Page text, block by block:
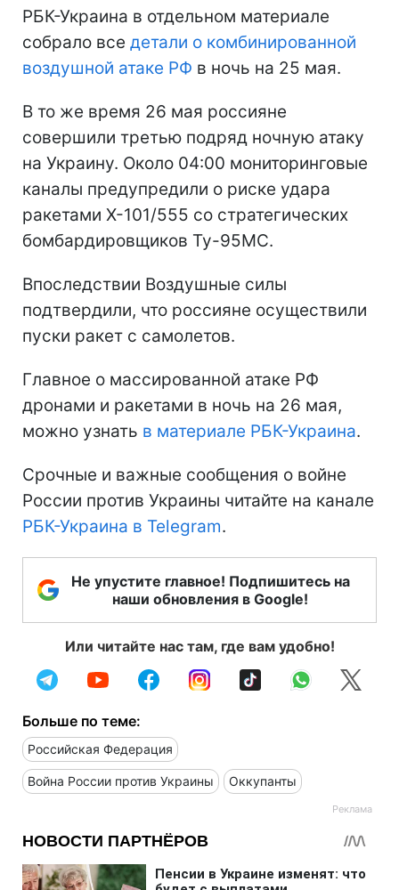
РБК-Украина в отдельном материале
собрало все детали о комбинированной
воздушной атаке РФ в ночь на 25 мая.
В то же время 26 мая россияне
совершили третью подряд ночную атаку
на Украину. Около 04:00 мониторинговые
каналы предупредили о риске удара
ракетами Х-101/555 со стратегических
бомбардировщиков Ту-95МС.
Впоследствии Воздушные силы
подтвердили, что россияне осуществили
пуски ракет с самолетов.
Главное о массированной атаке РФ
дронами и ракетами в ночь на 26 мая,
можно узнать в материале РБК-Украина.
Срочные и важные сообщения о войне
России против Украины читайте на канале
РБК-Украина в Telegram.
Не упустите главное! Подпишитесь на
наши обновления в Google!
Или читайте нас там, где вам удобно!
Больше по теме:
Российская Федерация
Война России против Украины Оккупанты